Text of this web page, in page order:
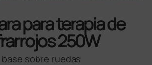
para terapia de
250W
base sobre ruedas